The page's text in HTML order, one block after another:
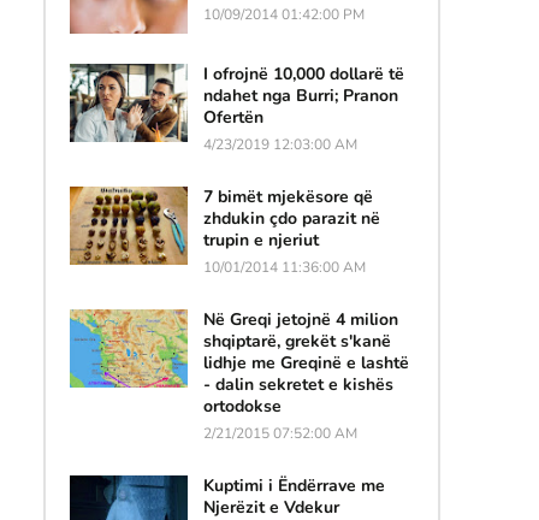
10/09/2014 01:42:00 PM
I ofrojnë 10,000 dollarë të
ndahet nga Burri; Pranon
Ofertën
4/23/2019 12:03:00 AM
7 bimët mjekësore që
zhdukin çdo parazit në
trupin e njeriut
10/01/2014 11:36:00 AM
Në Greqi jetojnë 4 milion
shqiptarë, grekët s'kanë
lidhje me Greqinë e lashtë
- dalin sekretet e kishës
ortodokse
2/21/2015 07:52:00 AM
Kuptimi i Ëndërrave me
Njerëzit e Vdekur